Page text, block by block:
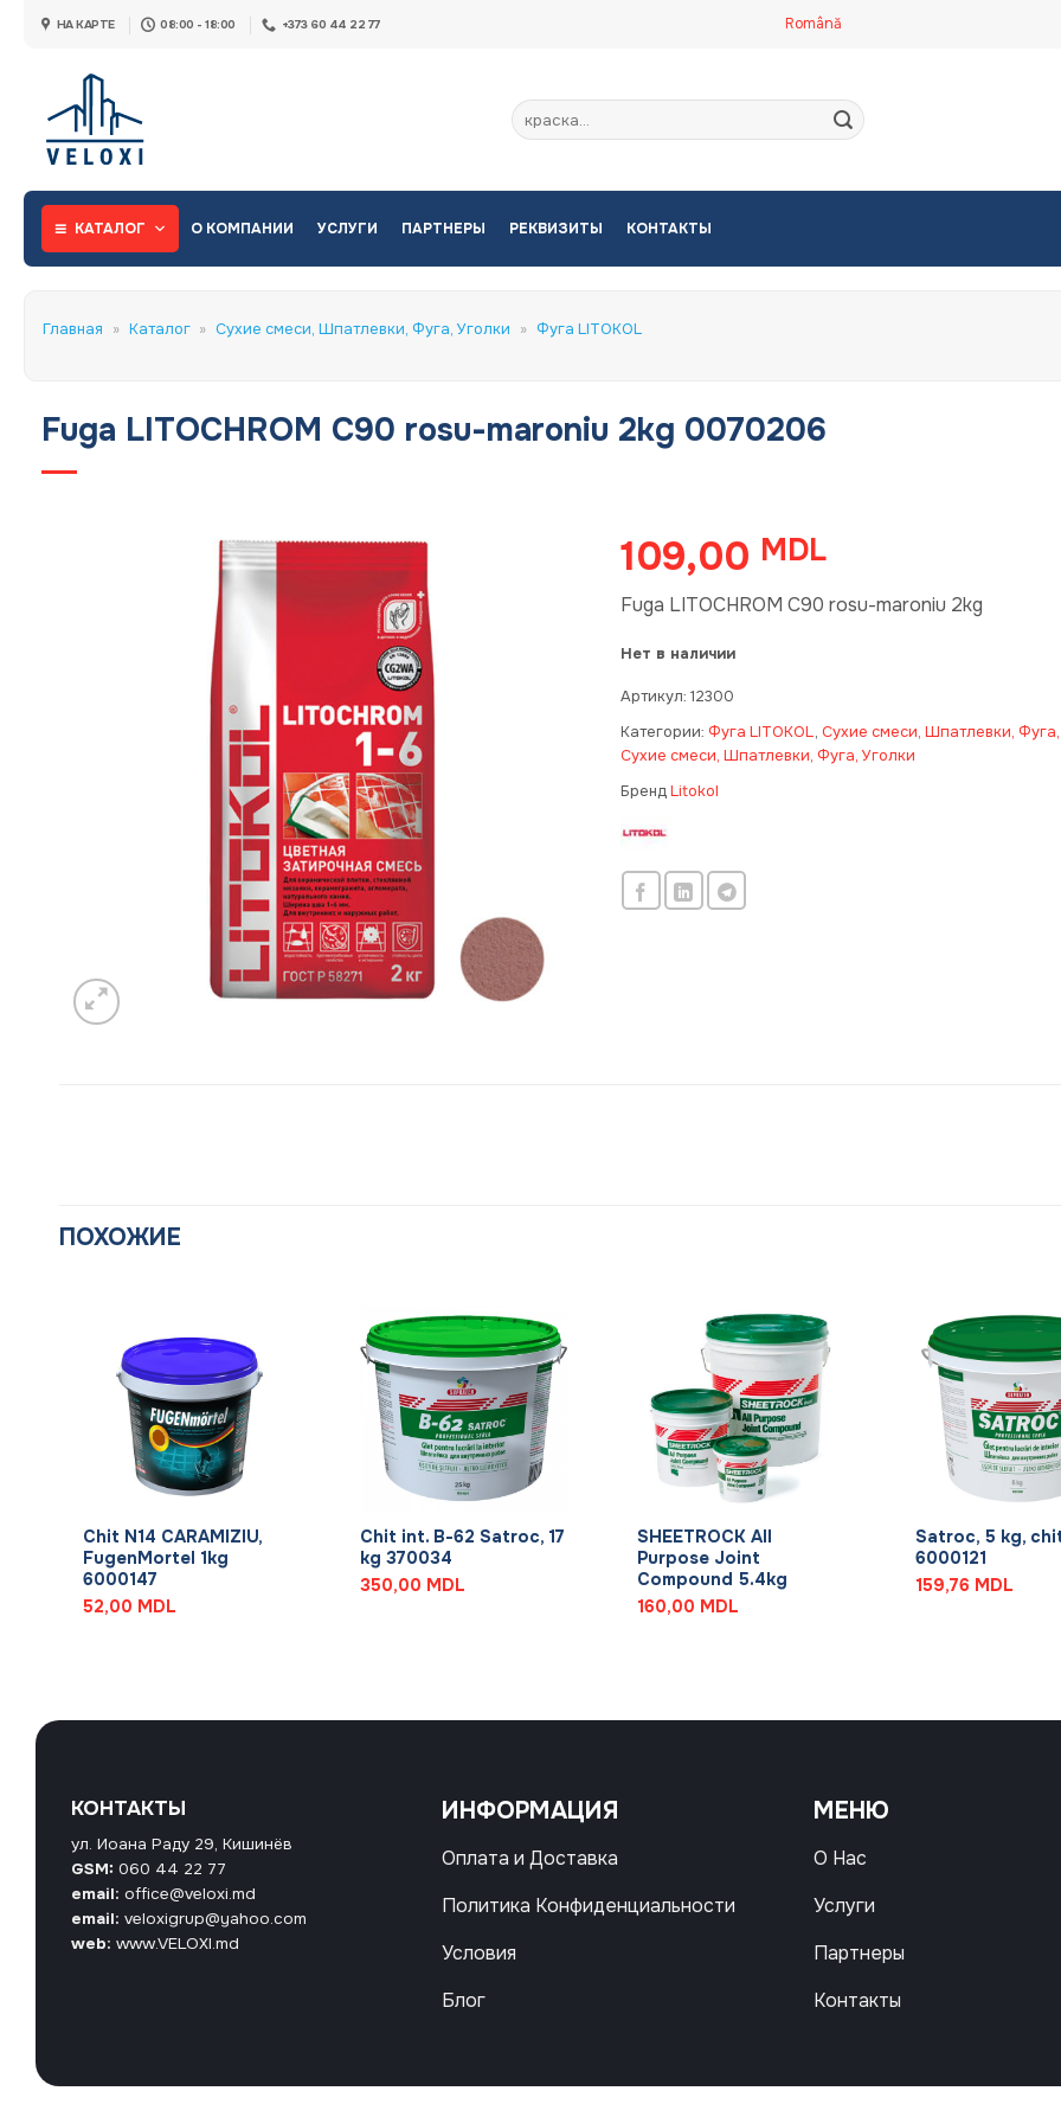
НА КАРТЕ 08:00 - 18:00 +373 60 44 22 77 Română
Искать:
КАТАЛОГ О КОМПАНИИ УСЛУГИ ПАРТНЕРЫ РЕКВИЗИТЫ КОНТАКТЫ
Главная » Каталог » Сухие смеси, Шпатлевки, Фуга, Уголки » Фуга LITOKOL
Fuga LITOCHROM C90 rosu-maroniu 2kg 0070206
109,00 MDL
Fuga LITOCHROM C90 rosu-maroniu 2kg
Нет в наличии
Артикул: 12300
Категории: Фуга LITOKOL, Сухие смеси, Шпатлевки,
Сухие смеси, Шпатлевки, Фуга, Уголки
БрендLitokol
ПОХОЖИЕ
Chit N14 CARAMIZIU,
FugenMortel 1kg
6000147
52,00 MDL
Chit int. B-62 Satroc, 17
kg 370034
350,00 MDL
SHEETROCK All
Purpose Joint
Compound 5.4kg
160,00 MDL
Satroc, 5 kg,
6000121
159,76 MDL
КОНТАКТЫ
ул. Иоана Раду 29, Кишинёв
GSM: 060 44 22 77
email: office@veloxi.md
email: veloxigrup@yahoo.com
web: www.VELOXI.md
ИНФОРМАЦИЯ
Оплата и Доставка
Политика Конфиденциальности
Условия
Блог
МЕНЮ
О Нас
Услуги
Партнеры
Контакты